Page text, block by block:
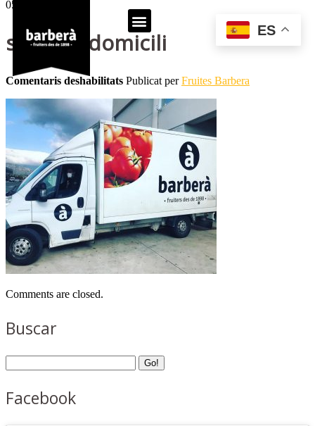
05
servei a domicili
Comentaris deshabilitats Publicat perFruites Barbera
Comments are closed.
Buscar
Facebook
ES